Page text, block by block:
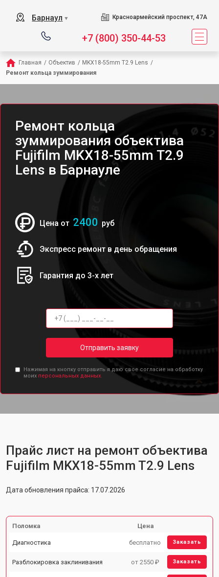
Барнаул ▼ Красноармейский проспект, 47А
+7 (800) 350-44-53
Главная / Объектив / MKX18-55mm T2.9 Lens /
Ремонт кольца зуммирования
Ремонт кольца
зуммирования объектива
Fujifilm MKX18-55mm T2.9
Lens в Барнауле
Цена от 2400 руб
Экспресс ремонт в день обращения
Гарантия до 3-х лет
Отправить заявку
Нажимая на кнопку отправить я даю свое согласие на обработку
моих персональных данных.
Прайс лист на ремонт объектива
Fujifilm MKX18-55mm T2.9 Lens
Дата обновления прайса: 17.07.2026
Поломка Цена
Диагностика бесплатно Заказать
Разблокировка заклинивания от 2550 ₽ Заказать